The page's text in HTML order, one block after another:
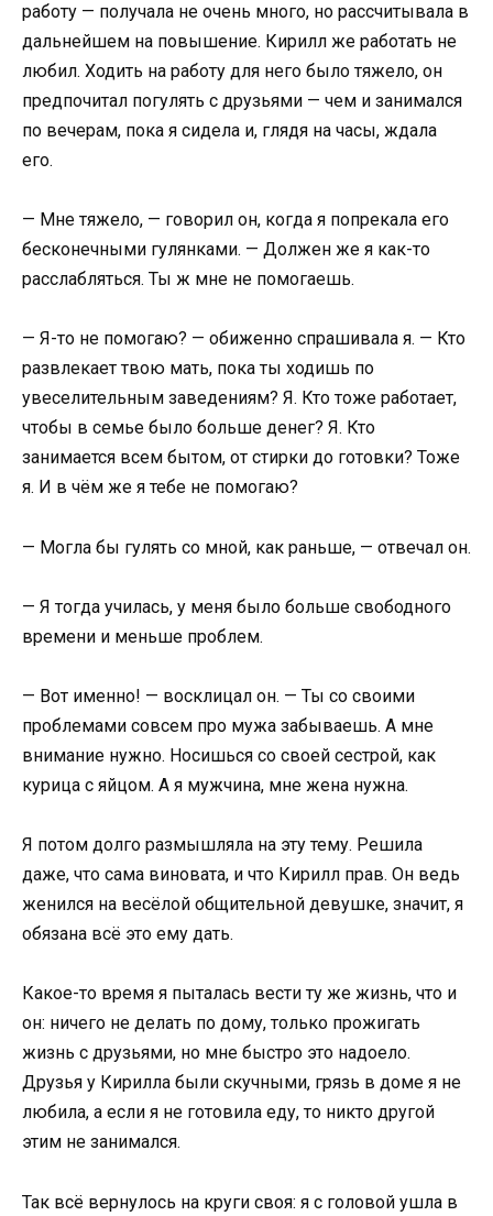
работу — получала не очень много, но рассчитывала в
дальнейшем на повышение. Кирилл же работать не
любил. Ходить на работу для него было тяжело, он
предпочитал погулять с друзьями — чем и занимался
по вечерам, пока я сидела и, глядя на часы, ждала
его.
— Мне тяжело, — говорил он, когда я попрекала его
бесконечными гулянками. — Должен же я как-то
расслабляться. Ты ж мне не помогаешь.
— Я-то не помогаю? — обиженно спрашивала я. — Кто
развлекает твою мать, пока ты ходишь по
увеселительным заведениям? Я. Кто тоже работает,
чтобы в семье было больше денег? Я. Кто
занимается всем бытом, от стирки до готовки? Тоже
я. И в чём же я тебе не помогаю?
— Могла бы гулять со мной, как раньше, — отвечал он.
— Я тогда училась, у меня было больше свободного
времени и меньше проблем.
— Вот именно! — восклицал он. — Ты со своими
проблемами совсем про мужа забываешь. А мне
внимание нужно. Носишься со своей сестрой, как
курица с яйцом. А я мужчина, мне жена нужна.
Я потом долго размышляла на эту тему. Решила
даже, что сама виновата, и что Кирилл прав. Он ведь
женился на весёлой общительной девушке, значит, я
обязана всё это ему дать.
Какое-то время я пыталась вести ту же жизнь, что и
он: ничего не делать по дому, только прожигать
жизнь с друзьями, но мне быстро это надоело.
Друзья у Кирилла были скучными, грязь в доме я не
любила, а если я не готовила еду, то никто другой
этим не занимался.
Так всё вернулось на круги своя: я с головой ушла в